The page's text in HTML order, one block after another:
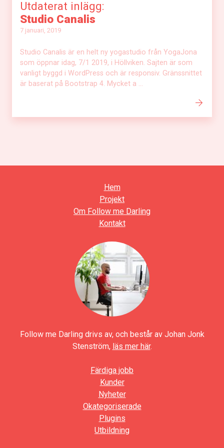
Utdaterat inlägg:
Studio Canalis
7 januari, 2019
Studio Canalis är en helt ny yogastudio från YogaJona
som öppnar idag, 7/1 2019, i Höllviken. Sajten är som
vanligt byggd i WordPress och är responsiv. Gränssnittet
är baserat på Bootstrap 4. Mycket a ...
Hem
Projekt
Om Follow me Darling
Kontakt
Follow me Darling drivs av, och består av Johan Jonk
Stenström, läs mer här.
Färdiga jobb
Kunder
Nyheter
Okategoriserade
Plugins
Utbildning